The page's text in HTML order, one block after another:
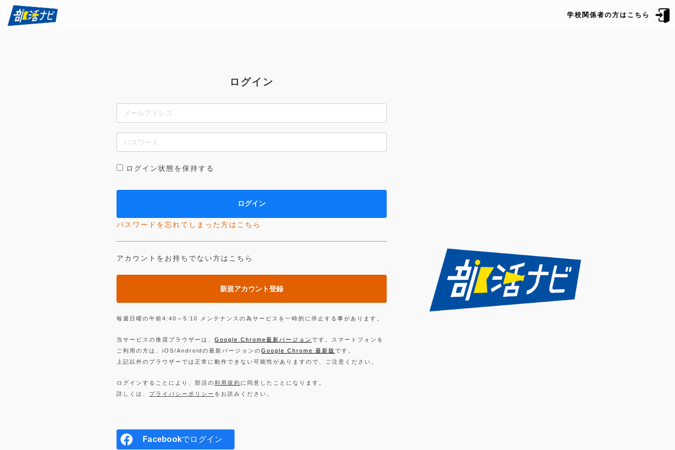
学校関係者の方はこちら
ログイン
ログイン状態を保持する
パスワードを忘れてしまった方はこちら
アカウントをお持ちでない方はこちら
新規アカウント登録
毎週日曜の午前4:40～5:10 メンテナンスの為サービスを一時的に停止する事があります。
当サービスの推奨ブラウザーは、 Google Chrome最新バージョン です。スマートフォンを
ご利用の方は、iOS/Androidの最新バージョンのGoogle Chrome 最新版 です。
上記以外のブラウザーでは正常に動作できない可能性がありますので、ご注意ください。
ログインすることにより、部活の利用規約 に同意したことになります。
詳しくは、 プライバシーポリシー をお読みください。
Facebookでログイン